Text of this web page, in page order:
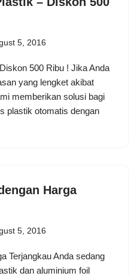
5, 2016
500 Ribu ! Jika Anda
yang lengket akibat
memberikan solusi bagi
plastik otomatis dengan
Harga
5, 2016
Terjangkau Anda sedang
dan aluminium foil